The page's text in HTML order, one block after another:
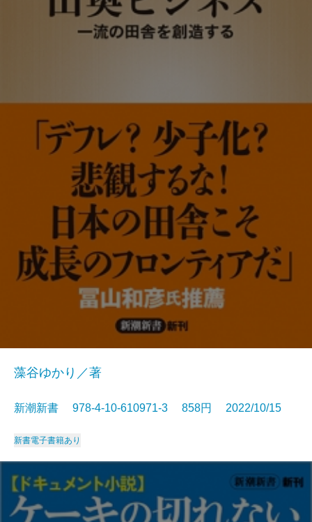
藻谷ゆかり／著
新潮新書 978-4-10-610971-3 858円 2022/10/15
新書電子書籍あり